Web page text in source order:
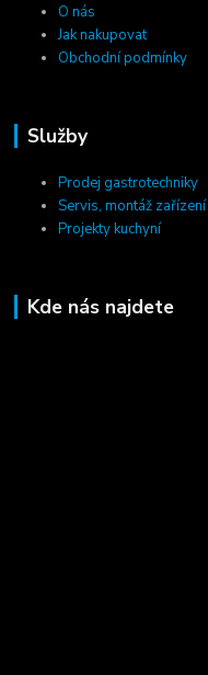
O nás
Jak nakupovat
Obchodní podmínky
Služby
Prodej gastrotechniky
Servis, montáž zařízení
Projekty kuchyní
Kde nás najdete